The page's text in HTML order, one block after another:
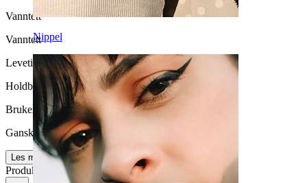
Nippel
Vanntett
Vanntett
Levetid
Holdbar
Brukervennlighet
Ganske enkelt
Les mer
Produktdetaljer